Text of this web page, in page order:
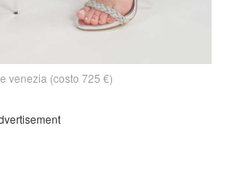
venezia (costo 725 €)